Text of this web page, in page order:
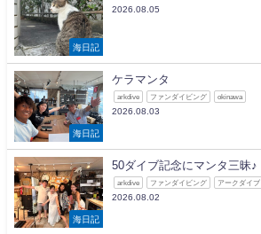
海日記
2026.08.05
海日記
ケラマンタ
arkdive ファンダイビング okinawa
2026.08.03
海日記
50ダイブ記念にマンタ三昧♪
arkdive ファンダイビング アークダイブ
2026.08.02